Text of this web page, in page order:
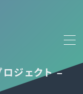
ジェクト –